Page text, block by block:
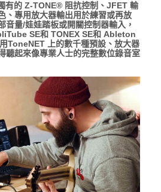
有的 Z-TONE® 阻抗控制、JFET 輸
、專用放大器輸出用於練習或再放
音量/娃娃踏板或開關控制器輸入，
SE和 TONEX SE和 Ableton
ToneNET 上的數千種預設、放大器
聽起來像專業人士的完整數位錄音室